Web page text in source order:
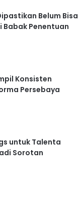
Belum Bisa
Babak Penentuan
Konsisten
Persebaya
untuk Talenta
Sorotan